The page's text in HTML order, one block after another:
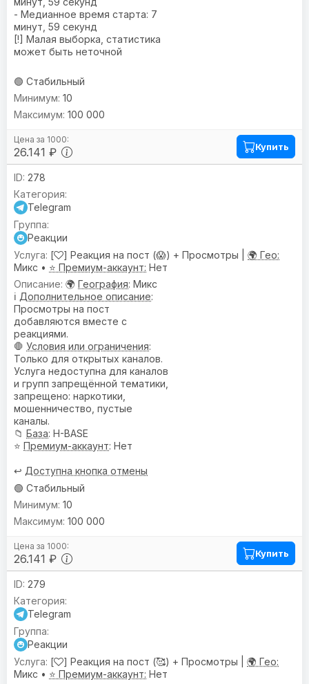
- Медианное время старта: 7
минут, 59 секунд
[!] Малая выборка, статистика
может быть неточной
🟢 Стабильный
26.141 ₽
10
100 000
Купить
278
Telegram
Реакции
[
] Реакция на пост (😱) + Просмотры | 🌍 Гео:
Микс • ⭐ Премиум-аккаунт: Нет
🌍 География: Микс
ℹ️ Дополнительное описание:
Просмотры на пост
добавляются вместе с
реакциями.
🛑 Условия или ограничения:
Только для открытых каналов.
Услуга недоступна для каналов
и групп запрещённой тематики,
запрещено: наркотики,
мошенничество, пустые
каналы.
📁 База: H-BASE
⭐ Премиум-аккаунт: Нет
↩️ Доступна кнопка отмены
🟢 Стабильный
26.141 ₽
10
100 000
Купить
279
Telegram
Реакции
[
] Реакция на пост (🥰) + Просмотры | 🌍 Гео:
Микс • ⭐ Премиум-аккаунт: Нет